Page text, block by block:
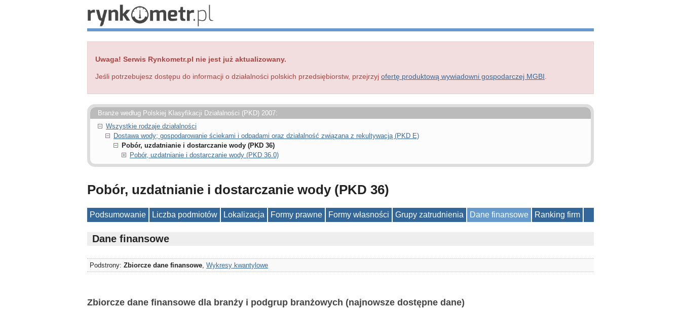
Uwaga! Serwis Rynkometr.pl nie jest już aktualizowany.
Jeśli potrzebujesz dostępu do informacji o działalności polskich przedsiębiorstw, przejrzyj ofertę produktową wywiadowni gospodarczej MGBI
Branże według Polskiej Klasyfikacji Działalności (PKD) 2007:
Wszystkie rodzaje działalności
Dostawa wody; gospodarowanie ściekami i odpadami oraz działalność związana z rekultywacją (PKD E)
Pobór, uzdatnianie i dostarczanie wody (PKD 36)
Pobór, uzdatnianie i dostarczanie wody (PKD 36.0)
Pobór, uzdatnianie i dostarczanie wody (PKD 36)
Podsumowanie Liczba podmiotów Lokalizacja Formy prawne Formy własności Grupy zatrudnienia Dane finansowe Ranking firm
Dane finansowe
Podstrony: Zbiorcze dane finansowe, Wykresy kwantylowe
Zbiorcze dane finansowe dla branży i podgrup branżowych (najnowsze dostępne dane)